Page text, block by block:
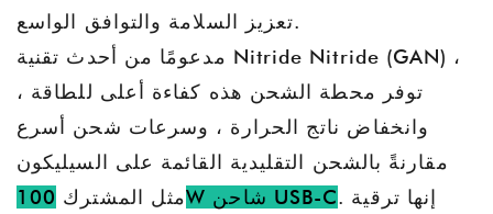
تعزيز السلامة والتوافق الواسع.
مدعومًا من أحدث تقنية Nitride Nitride (GAN) ،
توفر محطة الشحن هذه كفاءة أعلى للطاقة ،
وانخفاض ناتج الحرارة ، وسرعات شحن أسرع
مقارنةً بالشحن التقليدية القائمة على السيليكون
مثل المشترك
100W شاحن USB-C. إنها ترقية